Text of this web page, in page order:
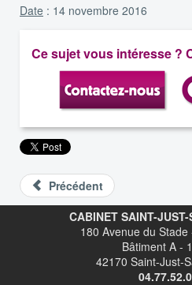
Date : 14 novembre 2016
Ce sujet vous intéresse ?
Précédent
CABINET SAINT-
180 Avenue du Stade
Bâtiment A - 1
42170 Saint-Just-